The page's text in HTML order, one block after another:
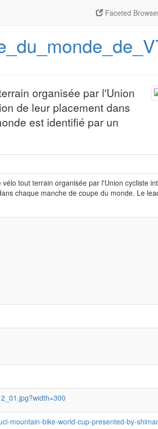
Faceted
organisée par l'Union
de leur placement dans
est identifié par un
tout terrain organisée par l'Union cycliste
chaque manche de coupe du monde. Le
mountain-bike-world-cup-presented-by-